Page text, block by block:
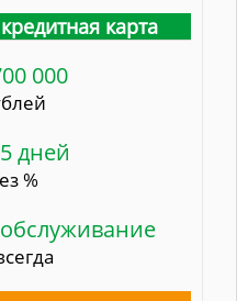
карта
000
дней
%